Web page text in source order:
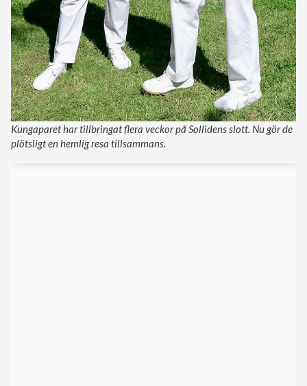
Kungaparet har tillbringat flera veckor på Sollidens slott. Nu gör de
plötsligt en hemlig resa tillsammans.